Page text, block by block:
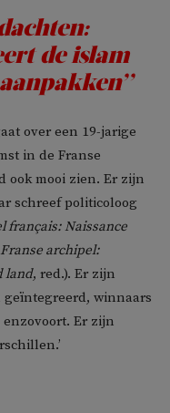
de islam
over een 19-jarige
in de Franse
ook mooi zien. Er zijn
schreef politicoloog
français: Naissance
archipel:
land, red.). Er zijn
winnaars
Er zijn